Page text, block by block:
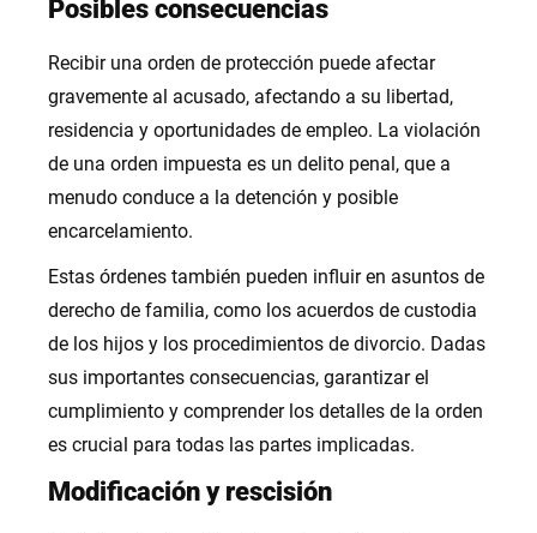
Posibles consecuencias
Recibir una orden de protección puede afectar
gravemente al acusado, afectando a su libertad,
residencia y oportunidades de empleo. La violación
de una orden impuesta es un delito penal, que a
menudo conduce a la detención y posible
encarcelamiento.
Estas órdenes también pueden influir en asuntos de
derecho de familia, como los acuerdos de custodia
de los hijos y los procedimientos de divorcio. Dadas
sus importantes consecuencias, garantizar el
cumplimiento y comprender los detalles de la orden
es crucial para todas las partes implicadas.
Modificación y rescisión